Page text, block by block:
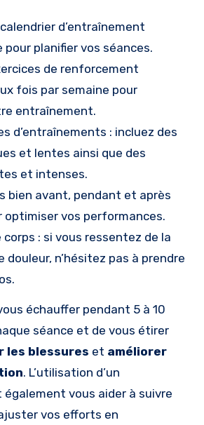
d’entraînement
pour planifier vos séances.
de renforcement
fois par semaine pour
entraînement.
d’entraînements : incluez des
et lentes ainsi que des
et intenses.
bien avant, pendant et après
optimiser vos performances.
: si vous ressentez de la
douleur, n’hésitez pas à prendre
échauffer pendant 5 à 10
séance et de vous étirer
les blessures et améliorer
. L’utilisation d’un
vous aider à suivre
vos efforts en